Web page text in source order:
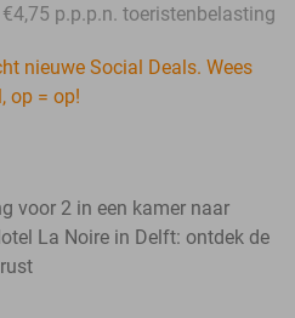
p.p.p.n. toeristenbelasting
nieuwe Social Deals. Wees
op = op!
voor 2 in een kamer naar
La Noire in Delft: ontdek de